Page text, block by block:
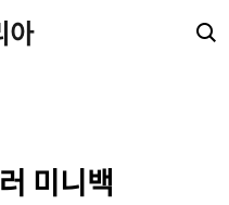
아
미니백